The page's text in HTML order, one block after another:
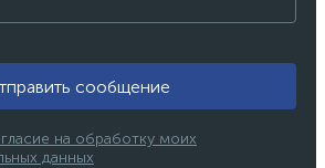
сообщение
на обработку моих
данных